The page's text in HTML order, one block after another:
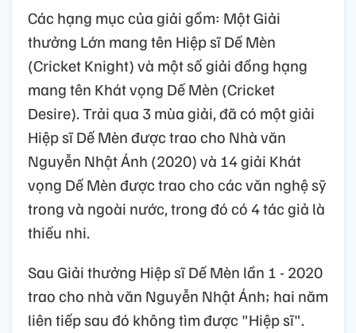
Các hạng mục của giải gồm: Một Giải
thưởng Lớn mang tên Hiệp sĩ Dế Mèn
(Cricket Knight) và một số giải đồng hạng
mang tên Khát vọng Dế Mèn (Cricket
Desire). Trải qua 3 mùa giải, đã có một giải
Hiệp sĩ Dế Mèn được trao cho Nhà văn
Nguyễn Nhật Ánh (2020) và 14 giải Khát
vọng Dế Mèn được trao cho các văn nghệ sỹ
trong và ngoài nước, trong đó có 4 tác giả là
thiếu nhi.
Sau Giải thưởng Hiệp sĩ Dế Mèn lần 1 - 2020
trao cho nhà văn Nguyễn Nhật Ánh; hai năm
liên tiếp sau đó không tìm được "Hiệp sĩ".